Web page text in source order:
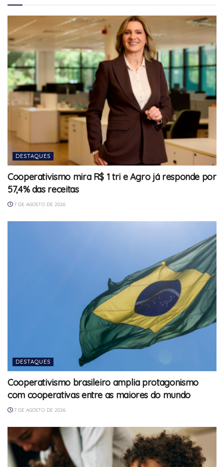
DESTAQUES
Cooperativismo mira R$ 1 tri e Agro já responde por
57,4% das receitas
7 DE AGOSTO DE 2026
DESTAQUES
Cooperativismo brasileiro amplia protagonismo
com cooperativas entre as maiores do mundo
7 DE AGOSTO DE 2026